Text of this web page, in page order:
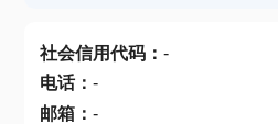
社会信用代码： -
电话： -
邮箱： -